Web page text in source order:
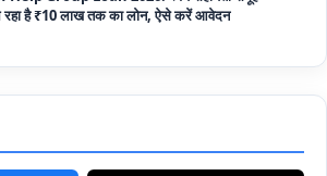
Online Apply: अब बकरी पालन योजना के तहत ले
से हुए शुरू, बिना गारंटी मिलता है 1 लाख से लेकर 10 लाख